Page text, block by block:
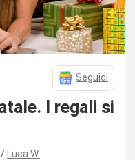
Seguici
I regali si
Luca W.